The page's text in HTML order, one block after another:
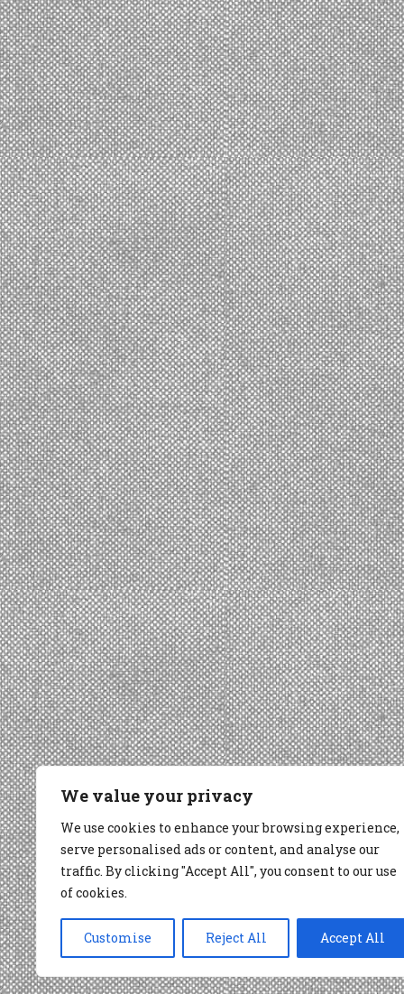
We value your privacy
We use cookies to enhance your browsing experience,
serve personalised ads or content, and analyse our
traffic. By clicking "Accept All", you consent to our use
of cookies.
Customise Reject All Accept All